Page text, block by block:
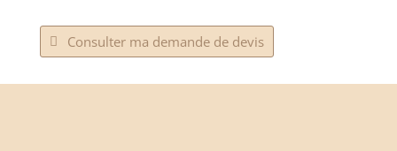
Consulter ma demande de devis